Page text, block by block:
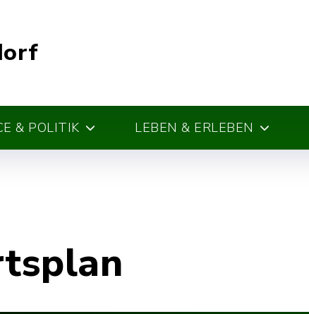
& POLITIK LEBEN & ERLEBEN